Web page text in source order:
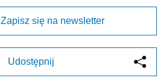
Zapisz się na newsletter
Udostępnij